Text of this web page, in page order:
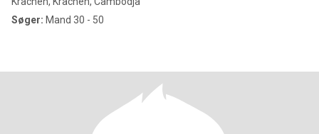
Søger: Mand 30 - 50